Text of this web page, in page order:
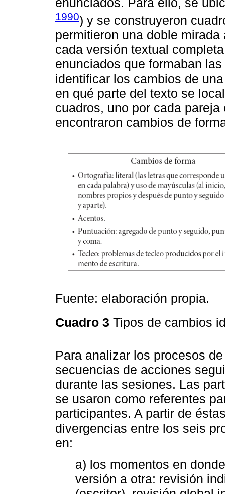
enunciados. Para ello, se
1990) y se construyeron
permitieron una doble
cada versión textual
enunciados que formaban
identificar los cambios de
en qué parte del texto se
cuadros, uno por cada
encontraron cambios de
Fuente: elaboración propia.
Cuadro 3 Tipos de cambios
Para analizar los procesos
secuencias de acciones
durante las sesiones. Las
se usaron como referentes
participantes. A partir de
divergencias entre los seis
en:
a) los momentos en
versión a otra: revisión